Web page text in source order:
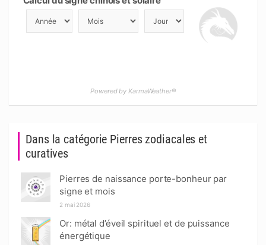
Dans la catégorie Pierres zodiacales et
curatives
Pierres de naissance porte-bonheur par
signe et mois
2 mai 2026
Or: métal d’éveil spirituel et de puissance
énergétique
Powered by KarmaWeather®